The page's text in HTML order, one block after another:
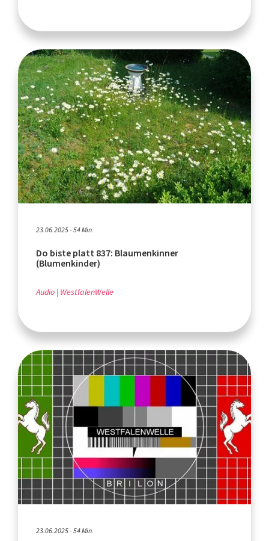
23.06.2025 - 54 Min.
Do biste platt 837: Blaumenkinner
(Blumenkinder)
Audio WestfalenWelle
23.06.2025 - 54 Min.